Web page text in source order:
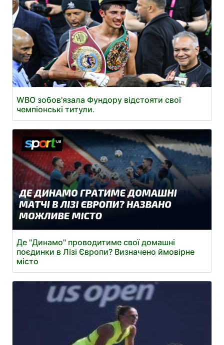
WBO зобов'язала Фундору відстояти свої
чемпіонські титули.
Де "Динамо" проводитиме свої домашні
поєдинки в Лізі Європи? Визначено ймовірне
місто